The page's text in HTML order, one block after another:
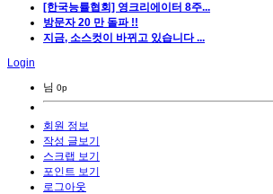
[한국능률협회] 영크리에이터 8주...
방문자 20 만 돌파 !!
지금, 소스컷이 바뀌고 있습니다 ...
Login
님 0p
회원 정보
작성 글보기
스크랩 보기
포인트 보기
로그아웃